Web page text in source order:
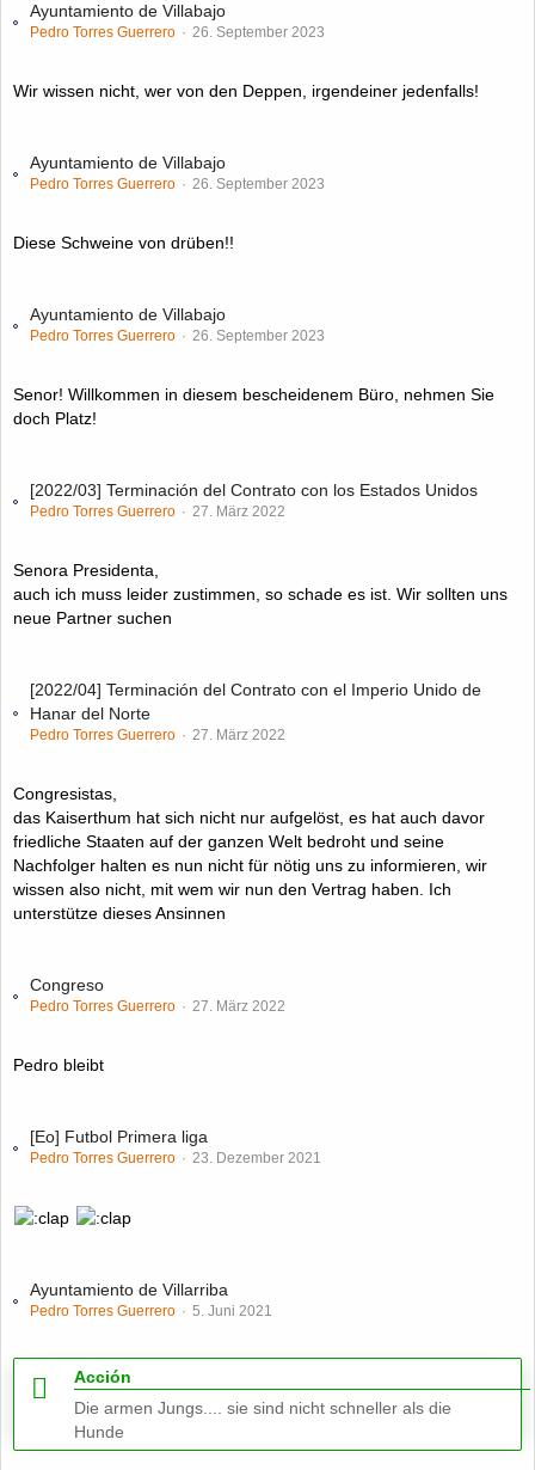
Ayuntamiento de Villabajo
Pedro Torres Guerrero 26. September 2023
Wir wissen nicht, wer von den Deppen, irgendeiner jedenfalls!
Ayuntamiento de Villabajo
Pedro Torres Guerrero 26. September 2023
Diese Schweine von drüben!!
Ayuntamiento de Villabajo
Pedro Torres Guerrero 26. September 2023
Senor! Willkommen in diesem bescheidenem Büro, nehmen Sie
doch Platz!
[2022/03] Terminación del Contrato con los Estados Unidos
Pedro Torres Guerrero 27. März 2022
Senora Presidenta,
auch ich muss leider zustimmen, so schade es ist. Wir sollten uns
neue Partner suchen
[2022/04] Terminación del Contrato con el Imperio Unido de
Hanar del Norte
Pedro Torres Guerrero 27. März 2022
Congresistas,
das Kaiserthum hat sich nicht nur aufgelöst, es hat auch davor
friedliche Staaten auf der ganzen Welt bedroht und seine
Nachfolger halten es nun nicht für nötig uns zu informieren, wir
wissen also nicht, mit wem wir nun den Vertrag haben. Ich
unterstütze dieses Ansinnen
Congreso
Pedro Torres Guerrero 27. März 2022
Pedro bleibt
[Eo] Futbol Primera liga
Pedro Torres Guerrero 23. Dezember 2021
Ayuntamiento de Villarriba
Pedro Torres Guerrero 5. Juni 2021
Acción
Die armen Jungs.... sie sind nicht schneller als die
Hunde